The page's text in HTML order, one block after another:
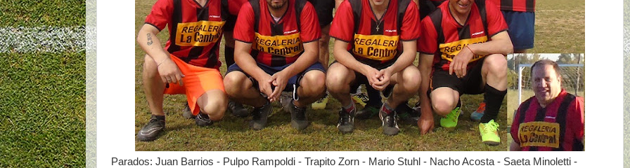
Parados: Juan Barrios - Pulpo Rampoldi - Trapito Zorn - Mario Stuhl - Nacho Acosta - Saeta Minoletti -